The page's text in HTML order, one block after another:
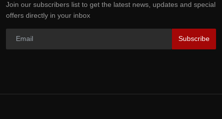
Join our subscribers list to get the latest news, updates and special
offers directly in your inbox
Subscribe